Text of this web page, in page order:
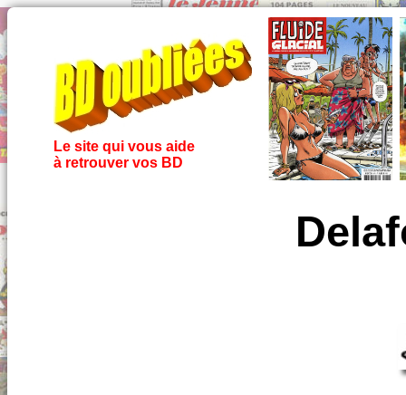
Le site qui vous aide
à retrouver vos BD